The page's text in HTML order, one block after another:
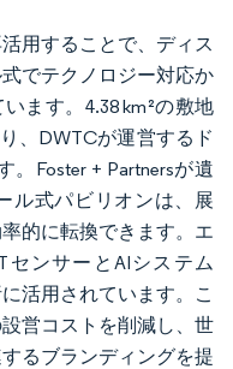
用することで、ディス
でテクノロジー対応か
ます。4.38 km²の敷地
、DWTCが運営するド
Foster + Partnersが遺
ル式パビリオンは、展
的に転換できます。エ
センサーとAIシステム
活用されています。こ
営コストを削減し、世
るブランディングを提